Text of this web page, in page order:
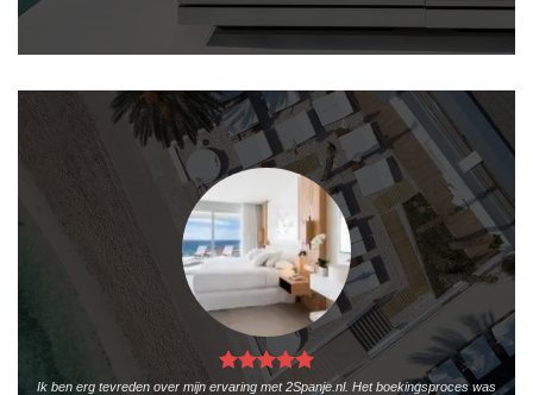
Ik ben erg tevreden over mijn ervaring met 2Spanje.nl. Het boekingsproces was